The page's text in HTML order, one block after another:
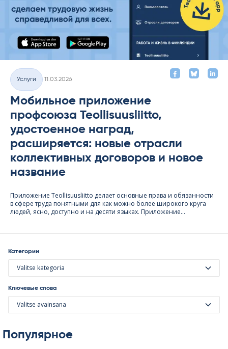
Категории
Услуги
11.03.2026
Мобильное приложение
профсоюза Teollisuusliitto,
удостоенное наград,
расширяется: новые отрасли
коллективных договоров и новое
название
Приложение Teol­li­suus­liitto делает основные права и обязанности
в сфере труда понятными для как можно более широкого круга
людей, ясно, доступно и на десяти языках. Приложение...
Категории
Valitse kategoria
Ключевые слова
Valitse avainsana
Популярное